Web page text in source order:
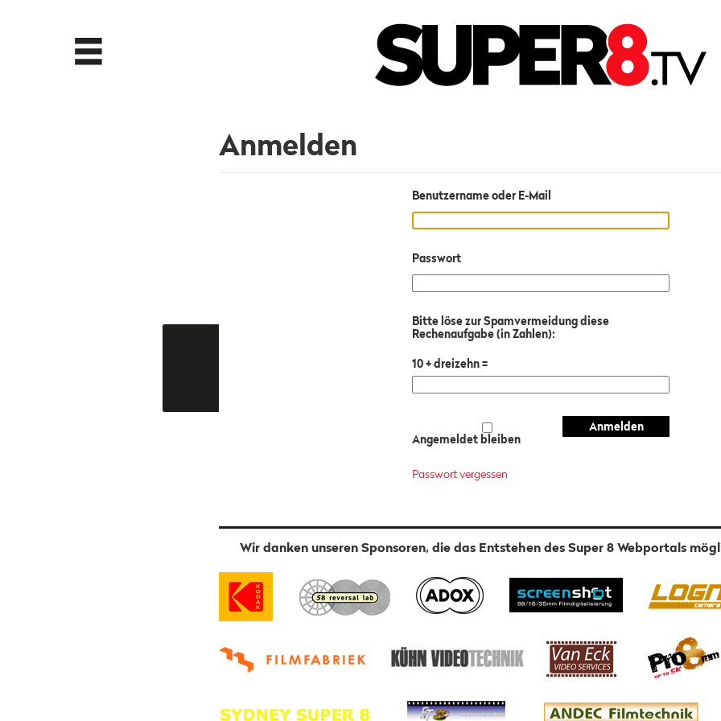
Anmelden
Benutzername oder E-Mail
Passwort
Bitte löse zur Spamvermeidung diese
Rechenaufgabe (in Zahlen):
10 + dreizehn =
Angemeldet bleiben
Passwort vergessen
Wir danken unseren Sponsoren, die das Entstehen des Super 8 Webportals